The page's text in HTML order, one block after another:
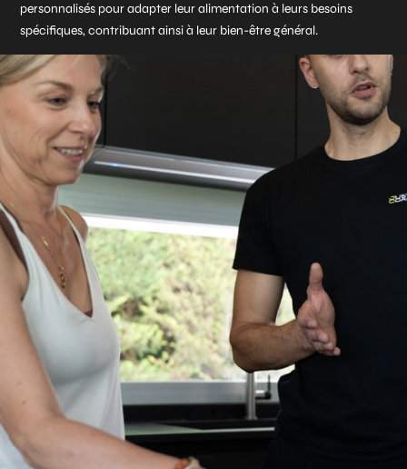
personnalisés pour adapter leur alimentation à leurs besoins
spécifiques, contribuant ainsi à leur bien-être général.